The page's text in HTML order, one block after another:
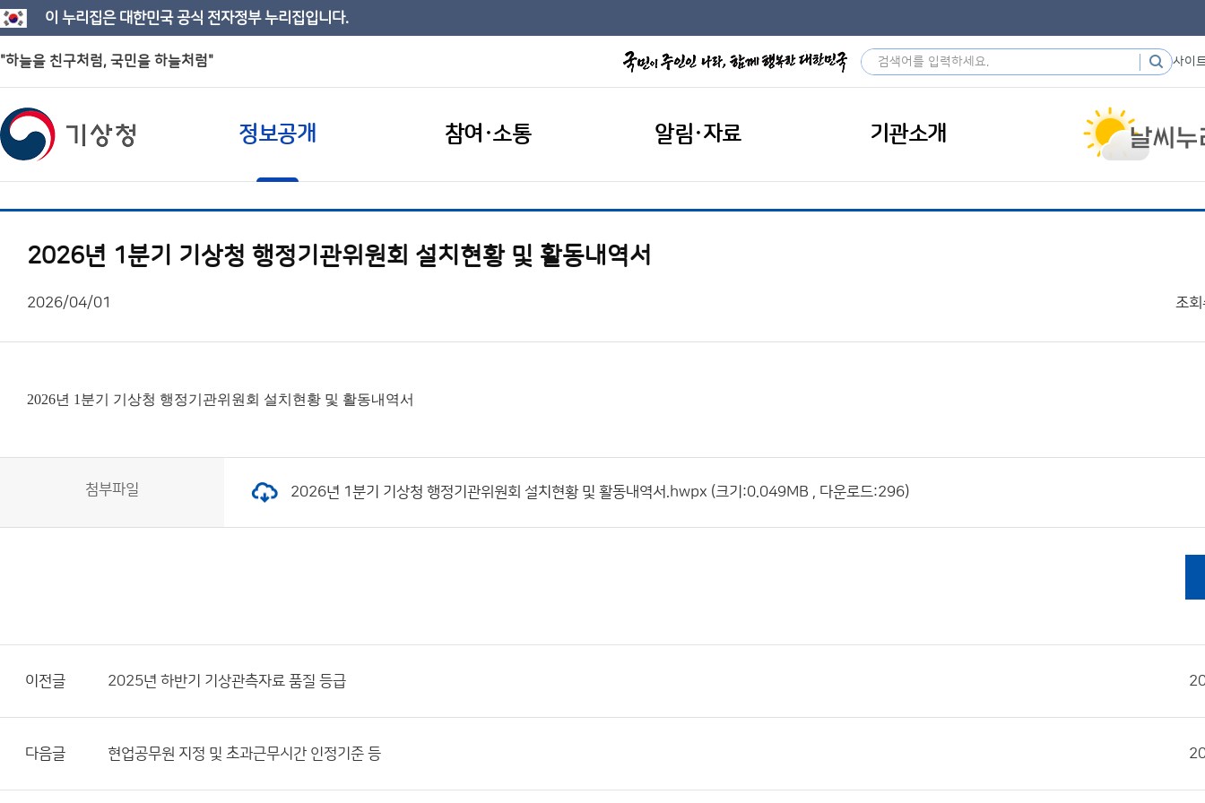
이 누리집은 대한민국 공식 전자정부 누리집입니다.
"하늘을 친구처럼, 국민을 하늘처럼" 사이
정보공개 참여·소통 알림·자료 기관소개
2026년 1분기 기상청 행정기관위원회 설치현황 및 활동내역서
2026/04/01 조회
2026년 1분기 기상청 행정기관위원회 설치현황 및 활동내역서
첨부파일 2026년 1분기 기상청 행정기관위원회 설치현황 및 활동내역서.hwpx (크기:0.049MB , 다운로드:296)
이전글 2025년 하반기 기상관측자료 품질 등급
다음글 현업공무원 지정 및 초과근무시간 인정기준 등